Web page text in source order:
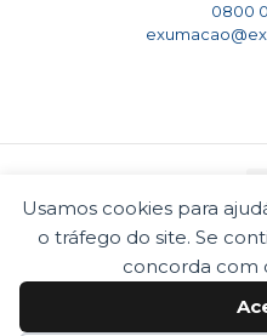
Usamos cookies para
o tráfego do site. Se
concorda com
0800
© 2010 Exumafune.
0800 000 8995.
Termos e condições